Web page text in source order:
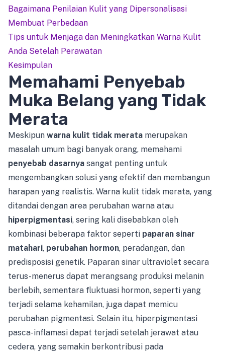
Bagaimana Penilaian Kulit yang Dipersonalisasi
Membuat Perbedaan
Tips untuk Menjaga dan Meningkatkan Warna Kulit
Anda Setelah Perawatan
Kesimpulan
Memahami Penyebab
Muka Belang yang Tidak
Merata
Meskipun warna kulit tidak merata merupakan
masalah umum bagi banyak orang, memahami
penyebab dasarnya sangat penting untuk
mengembangkan solusi yang efektif dan membangun
harapan yang realistis. Warna kulit tidak merata, yang
ditandai dengan area perubahan warna atau
hiperpigmentasi, sering kali disebabkan oleh
kombinasi beberapa faktor seperti paparan sinar
matahari, perubahan hormon, peradangan, dan
predisposisi genetik. Paparan sinar ultraviolet secara
terus-menerus dapat merangsang produksi melanin
berlebih, sementara fluktuasi hormon, seperti yang
terjadi selama kehamilan, juga dapat memicu
perubahan pigmentasi. Selain itu, hiperpigmentasi
pasca-inflamasi dapat terjadi setelah jerawat atau
cedera, yang semakin berkontribusi pada